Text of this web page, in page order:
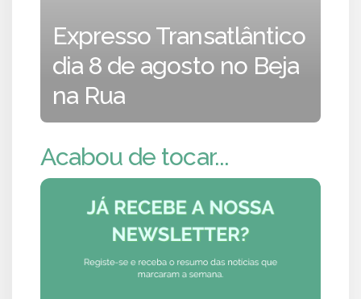
Expresso Transatlântico
dia 8 de agosto no Beja
na Rua
Acabou de tocar...